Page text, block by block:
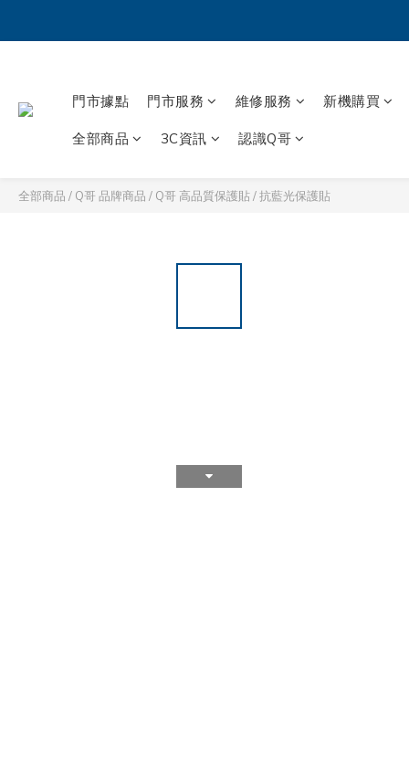
門市據點 門市服務 維修服務 新機購買
全部商品 3C資訊 認識Q哥
全部商品 / Q哥 品牌商品 / Q哥 高品質保護貼/抗藍光保護貼